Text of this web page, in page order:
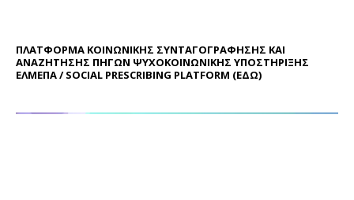
ΠΛΑΤΦΟΡΜΑ ΚΟΙΝΩΝΙΚΗΣ ΣΥΝΤΑΓΟΓΡΑΦΗΣΗΣ ΚΑΙ
ΑΝΑΖΗΤΗΣΗΣ ΠΗΓΩΝ ΨΥΧΟΚΟΙΝΩΝΙΚΗΣ ΥΠΟΣΤΗΡΙΞΗΣ
ΕΛΜΕΠΑ / SOCIAL PRESCRIBING PLATFORM (ΕΔΩ)